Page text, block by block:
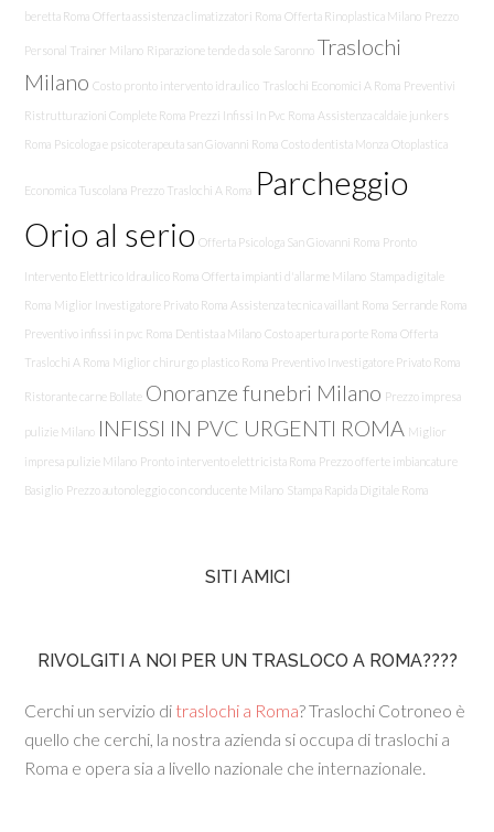
beretta Roma Offerta assistenza climatizzatori Roma Offerta Rinoplastica Milano Prezzo
Personal Trainer Milano Riparazione tende da sole Saronno Traslochi
Milano Costo pronto intervento idraulico Traslochi Economici A Roma Preventivi
Ristrutturazioni Complete Roma Prezzi Infissi In Pvc Roma Assistenza caldaie junkers
Roma Psicologa e psicoterapeuta san Giovanni Roma Costo dentista Monza Otoplastica
Economica Tuscolana Prezzo Traslochi A Roma Parcheggio
Orio al serio Offerta Psicologa San Giovanni Roma Pronto
Intervento Elettrico Idraulico Roma Offerta impianti d'allarme Milano Stampa digitale
Roma Miglior Investigatore Privato Roma Assistenza tecnica vaillant Roma Serrande Roma
Preventivo infissi in pvc Roma Dentista a Milano Costo apertura porte Roma Offerta
Traslochi A Roma Miglior chirurgo plastico Roma Preventivo Investigatore Privato Roma
Ristorante carne Bollate Onoranze funebri Milano Prezzo impresa
pulizie Milano INFISSI IN PVC URGENTI ROMA Miglior
impresa pulizie Milano Pronto intervento elettricista Roma Prezzo offerte imbiancature
Basiglio Prezzo autonoleggio con conducente Milano Stampa Rapida Digitale Roma
SITI AMICI
RIVOLGITI A NOI PER UN TRASLOCO A ROMA????
Cerchi un servizio di traslochi a Roma? Traslochi Cotroneo è
quello che cerchi, la nostra azienda si occupa di traslochi a
Roma e opera sia a livello nazionale che internazionale.